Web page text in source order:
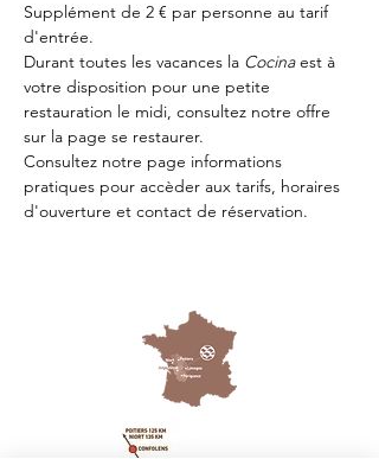
Supplément de 2 € par personne au tarif
d'entrée.
Durant toutes les vacances la Cocina est à
votre disposition pour une petite
restauration le midi, consultez notre offre
sur la page se restaurer.
Consultez notre page informations
pratiques pour accèder aux tarifs, horaires
d'ouverture et contact de réservation.